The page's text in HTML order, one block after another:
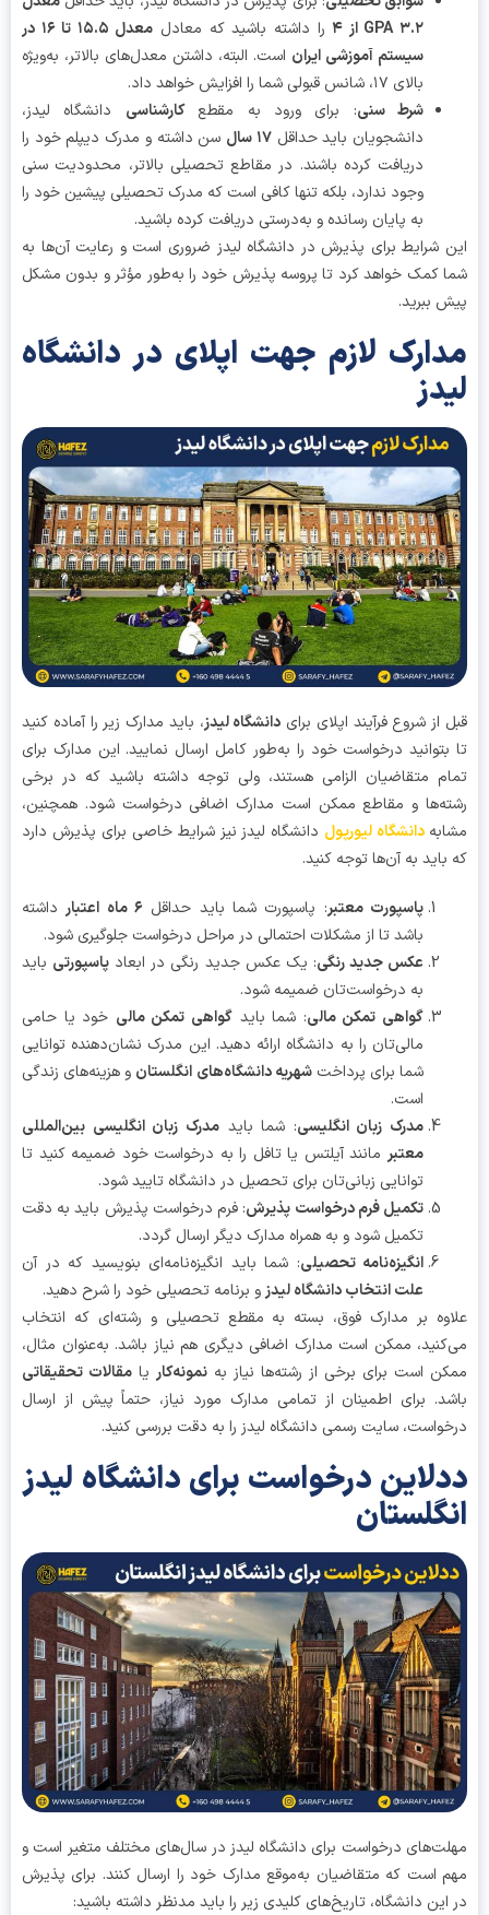
GPA ۳.۲ از ۴
را داشته باشید که معادل
معدل ۱۵.۵ تا ۱۶ در
سیستم آموزشی ایراناست. البته، داشتن معدل‌های بالاتر، به‌ویژه
شرط سنی : برای ورود به مقطعکارشناسیدانشگاه لیدز،
دانشجویان باید حداقل۱۷سالسن داشته و مدرک دیپلم خود را
دریافت کرده باشند. در مقاطع تحصیلی بالاتر، محدودیت سنی
وجود ندارد، بلکه تنها کافی است که مدرک تحصیلی پیشین خود را
به پایان رسانده و به‌درستی دریافت کرده باشید.
شرایط برای پذیرش در دانشگاه لیدز ضروری است و رعایت آن‌ها به
کمک خواهد کرد تا پروسه پذیرش خود را به‌طور مؤثر و بدون مشکل
ببرید.
لازم جهت اپلای در دانشگاه
از شروع فرآیند اپلای برایدانشگاه لیدز، باید مدارک زیر را آماده کنید
درخواست خود را به‌طور کامل ارسال نمایید. این مدارک برای
متقاضیان الزامی هستند، ولی توجه داشته باشید که در برخی
و مقاطع ممکن است مدارک اضافی درخواست شود. همچنین،
دانشگاه لیورپول دانشگاه لیدز نیز شرایط خاصی برای پذیرش دارد
به آن‌ها توجه کنید.
پاسپورت معتبر : پاسپورت شما باید حداقل۶ماه اعتبار داشته
باشد تا از مشکلات احتمالی در مراحل درخواست جلوگیری شود.
عکس جدید رنگی: یک عکس جدید رنگی در ابعاد پاسپورتیباید
به درخواست‌تان ضمیمه شود.
گواهی تمکن مالی: شما باید گواهی تمکن مالیخود یا حامی
مالی‌تان را به دانشگاه ارائه دهید. این مدرک نشان‌دهنده توانایی
شما برای پرداختشهریه دانشگاه‌های انگلستانو هزینه‌های زندگی
مدرک زبان انگلیسی: شما باید مدرک زبان انگلیسی بین‌المللی
مانند آیلتس یا تافل را به درخواست خود ضمیمه کنید تا
توانایی زبانی‌تان برای تحصیل در دانشگاه تایید شود.
تکمیل فرم درخواست پذیرش: فرم درخواست پذیرش باید به دقت
تکمیل شود و به همراه مدارک دیگر ارسال گردد.
انگیزه‌نامه تحصیلی: شما باید انگیزه‌نامه‌ای بنویسید که در آن
علت انتخاب دانشگاه لیدزو برنامه تحصیلی خود را شرح دهید.
بر مدارک فوق، بسته به مقطع تحصیلی و رشته‌ای که انتخاب
ممکن است مدارک اضافی دیگری هم نیاز باشد. به‌عنوان مثال،
است برای برخی از رشته‌ها نیاز بهنمونه‌کاریامقالات تحقیقاتی
برای اطمینان از تمامی مدارک مورد نیاز، حتماً پیش از ارسال
سایت رسمی دانشگاه لیدز را به دقت بررسی کنید.
درخواست برای دانشگاه لیدز
درخواست برای دانشگاه لیدز در سال‌های مختلف متغیر است و
است که متقاضیان به‌موقع مدارک خود را ارسال کنند. برای پذیرش
دانشگاه، تاریخ‌های کلیدی زیر را باید مدنظر داشته باشید: